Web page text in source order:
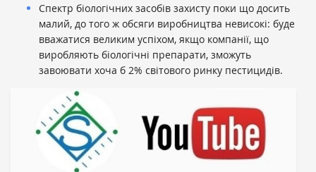
Спектр біологічних засобів захисту поки що досить
малий, до того ж обсяги виробництва невисокі: буде
вважатися великим успіхом, якщо компанії, що
виробляють біологічні препарати, зможуть
завоювати хоча б 2% світового ринку пестицидів.